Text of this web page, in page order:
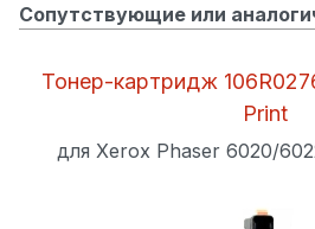
Сопутствующие или
Тонер-картридж
Print
для Xerox Phaser 6020/